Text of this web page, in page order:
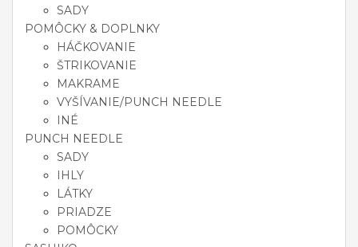
SADY
POMÔCKY & DOPLNKY
HÁČKOVANIE
ŠTRIKOVANIE
MAKRAME
VYŠÍVANIE/PUNCH NEEDLE
INÉ
PUNCH NEEDLE
SADY
IHLY
LÁTKY
PRIADZE
POMÔCKY